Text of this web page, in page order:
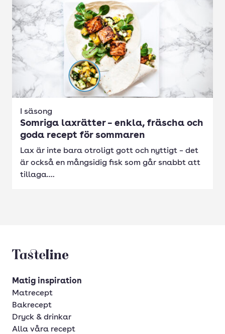
I säsong
Somriga laxrätter – enkla, fräscha och
goda recept för sommaren
Lax är inte bara otroligt gott och nyttigt – det
är också en mångsidig fisk som går snabbt att
tillaga....
Tasteline startsida
Matig inspiration
Matrecept
Bakrecept
Dryck & drinkar
Alla våra recept